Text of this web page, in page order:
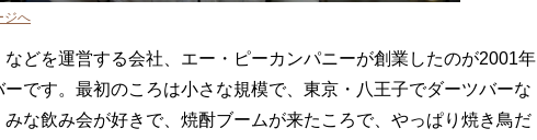
ジへ
どを運営する会社、エー・ピーカンパニーが創業したのが2001年
です。最初のころは小さな規模で、東京・八王子でダーツバーな
みな飲み会が好きで、焼酎ブームが来たころで、やっぱり焼き鳥だ